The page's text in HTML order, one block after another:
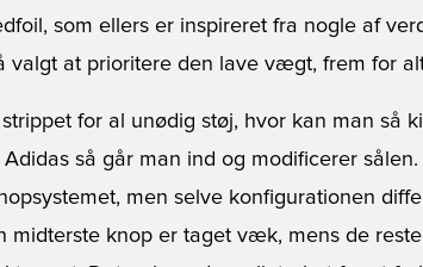
som ellers er inspireret fra nogle af
valgt at prioritere den lave vægt, frem for
for al unødig støj, hvor kan man så
så går man ind og modificerer
men selve konfigurationen
midterste knop er taget væk, mens de